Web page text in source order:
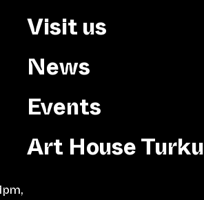
Visit us
News
Events
Art House Turku